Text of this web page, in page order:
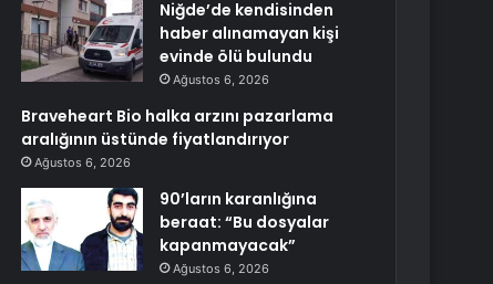
Niğde’de kendisinden
haber alınamayan kişi
evinde ölü bulundu
Ağustos 6, 2026
Braveheart Bio halka arzını pazarlama
aralığının üstünde fiyatlandırıyor
Ağustos 6, 2026
90’ların karanlığına
beraat: “Bu dosyalar
kapanmayacak”
Ağustos 6, 2026